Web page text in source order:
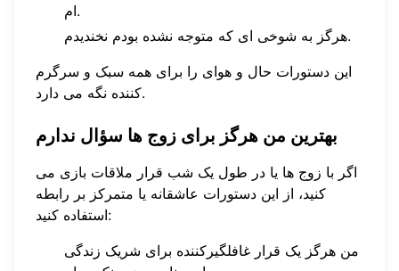
ام.
هرگز به شوخی ای که متوجه نشده بودم نخندیدم.
این دستورات حال و هوای را برای همه سبک و سرگرم
کننده نگه می دارد.
بهترین من هرگز برای زوج ها سؤال ندارم
اگر با زوج ها یا در طول یک شب قرار ملاقات بازی می
کنید، از این دستورات عاشقانه یا متمرکز بر رابطه
استفاده کنید:
من هرگز یک قرار غافلگیرکننده برای شریک زندگی